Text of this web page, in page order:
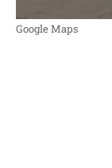
Google Maps